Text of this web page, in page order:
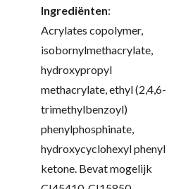
Ingrediënten:
Acrylates copolymer,
isobornylmethacrylate,
hydroxypropyl
methacrylate, ethyl (2,4,6-
trimethylbenzoyl)
phenylphosphinate,
hydroxycyclohexyl phenyl
ketone. Bevat mogelijk